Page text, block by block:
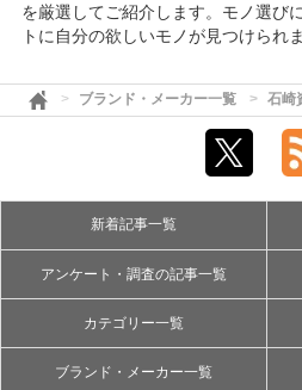
を厳選してご紹介します。モノ選び
トに自分の欲しいモノが見つけられま
ブランド・メーカー一覧 石崎
新着記事一覧
アンケート・調査の記事一覧
カテゴリー一覧
ブランド・メーカー一覧